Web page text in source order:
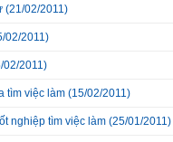
(21/02/2011)
02/2011)
02/2011)
tìm việc làm (15/02/2011)
nghiệp tìm việc làm (25/01/2011)